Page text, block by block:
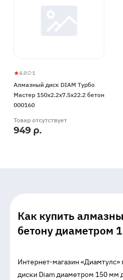
Алмазный
диск
DIAM
Мастер
150x2.2x7.5x22.2
4.0
4
1 1
Алмазный диск DIAM Турбо
Мастер 150x2.2x7.5x22.2 бетон
000160
Товар отсутствует
949 р.
Как купить
бетону диаметром
Интернет-магазин «Диамтулс»
диски Diam диаметром 150 мм